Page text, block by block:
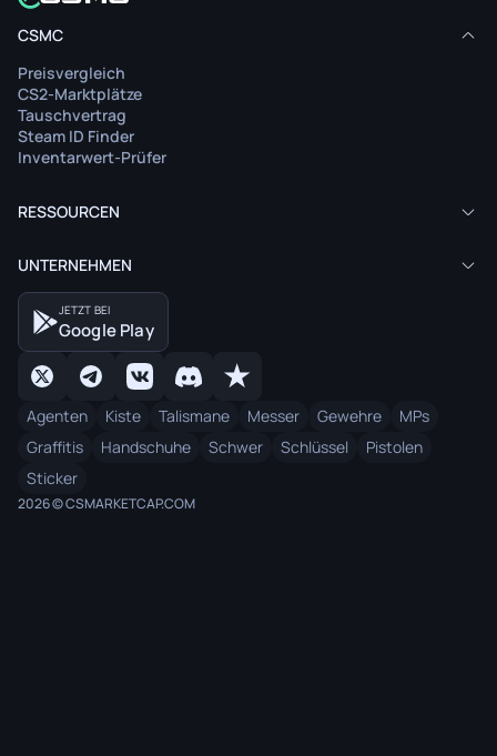
CSMC
Preisvergleich
CS2-Marktplätze
Tauschvertrag
Steam ID Finder
Inventarwert-Prüfer
RESSOURCEN
UNTERNEHMEN
JETZT BEI
Google Play
Agenten Kiste Talismane Messer Gewehre
MPs
Graffitis
Handschuhe Schwer Schlüssel
Pistolen
Sticker
2026 © CSMARKETCAP.COM